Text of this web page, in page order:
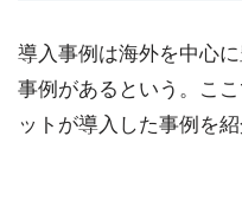
導入事例は海外を中心
事例があるという。こ
ットが導入した事例を紹